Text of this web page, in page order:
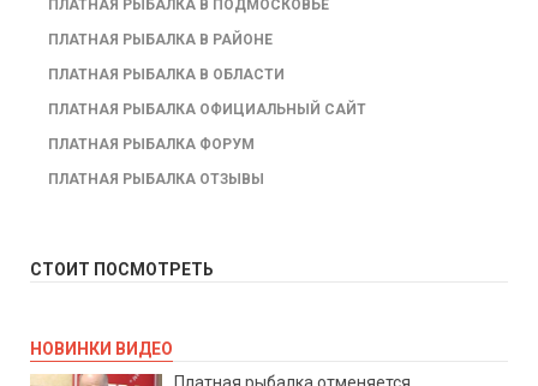
ПЛАТНАЯ РЫБАЛКА В ПОДМОСКОВЬЕ
ПЛАТНАЯ РЫБАЛКА В РАЙОНЕ
ПЛАТНАЯ РЫБАЛКА В ОБЛАСТИ
ПЛАТНАЯ РЫБАЛКА ОФИЦИАЛЬНЫЙ САЙТ
ПЛАТНАЯ РЫБАЛКА ФОРУМ
ПЛАТНАЯ РЫБАЛКА ОТЗЫВЫ
СТОИТ ПОСМОТРЕТЬ
НОВИНКИ ВИДЕО